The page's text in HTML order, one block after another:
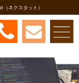
ネクスタット）